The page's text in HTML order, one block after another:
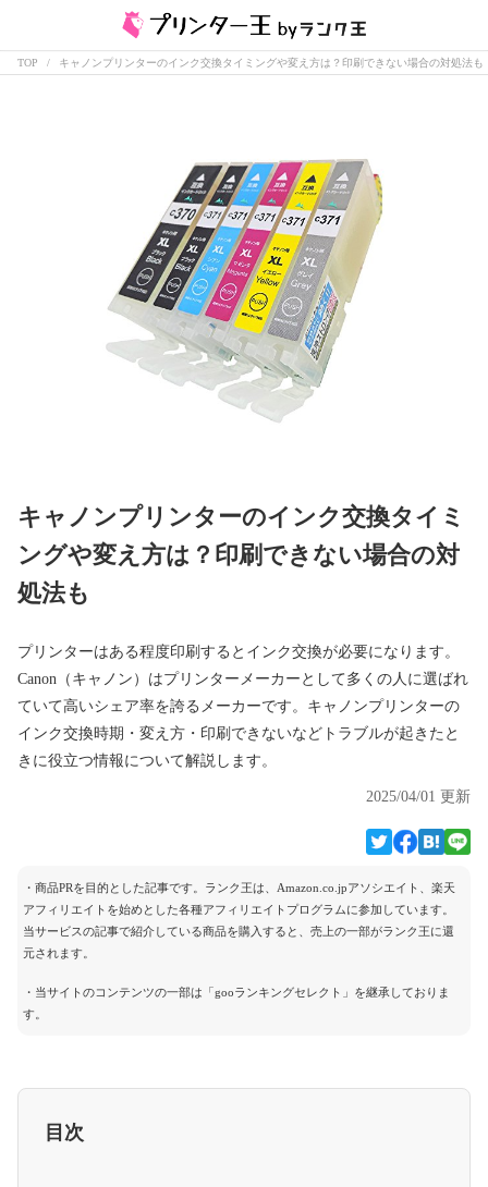
TOP キャノンプリンターのインク交換タイミングや変え方は？印刷できない場合の対処法も
キャノンプリンターのインク交換タイミ
ングや変え方は？印刷できない場合の対
処法も
プリンターはある程度印刷するとインク交換が必要になります。
Canon（キャノン）はプリンターメーカーとして多くの人に選ばれ
ていて高いシェア率を誇るメーカーです。キャノンプリンターの
インク交換時期・変え方・印刷できないなどトラブルが起きたと
きに役立つ情報について解説します。
2025/04/01 更新
・商品PRを目的とした記事です。ランク王は、Amazon.co.jpアソシエイト、楽天
アフィリエイトを始めとした各種アフィリエイトプログラムに参加しています。
当サービスの記事で紹介している商品を購入すると、売上の一部がランク王に還
元されます。
・当サイトのコンテンツの一部は「gooランキングセレクト」を継承しておりま
す。
目次